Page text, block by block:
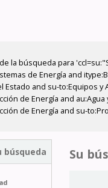
la búsqueda para
de Energía and
Estado and su-to:Equipos y
de Energía and
de Energía and su-
búsqueda Su